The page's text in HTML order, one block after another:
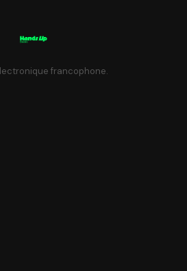
francophone.